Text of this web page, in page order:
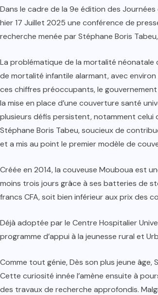
Dans le cadre de la 9e édition des
hier 17 Juillet 2025 une conférence de
recherche menée par Stéphane Boris
La problématique de la mortalité néonatale
de mortalité infantile alarmant, avec
ces chiffres préoccupants, le
la mise en place d’une couverture santé
plusieurs défis persistent, notamment celui
Stéphane Boris Tabeu, soucieux de
et a mis au point le premier modèle de
Créée en 2014, la couveuse Mouboua est
moins trois jours grâce à ses batteries de
francs CFA, soit bien inférieur aux prix des
Déjà adoptée par le Centre Hospitalier
programme d’appui à la jeunesse rural et
Comme tout génie, Dès son plus jeune
Cette curiosité innée l’amène ensuite à
des travaux de recherche approfondis.